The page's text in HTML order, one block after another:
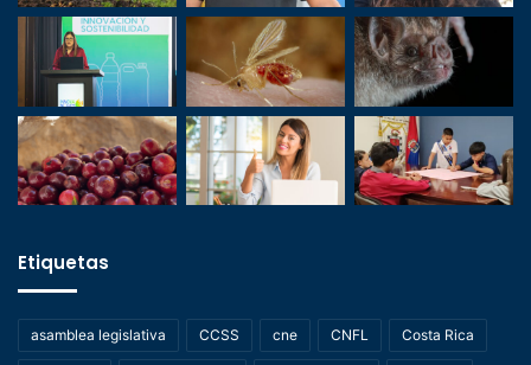
Etiquetas
asamblea legislativa CCSS cne CNFL Costa Rica